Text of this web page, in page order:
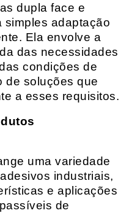
dupla face e
simples adaptação
Ela envolve a
das necessidades
condições de
de soluções que
a esses requisitos.
uma variedade
industriais,
e aplicações
de